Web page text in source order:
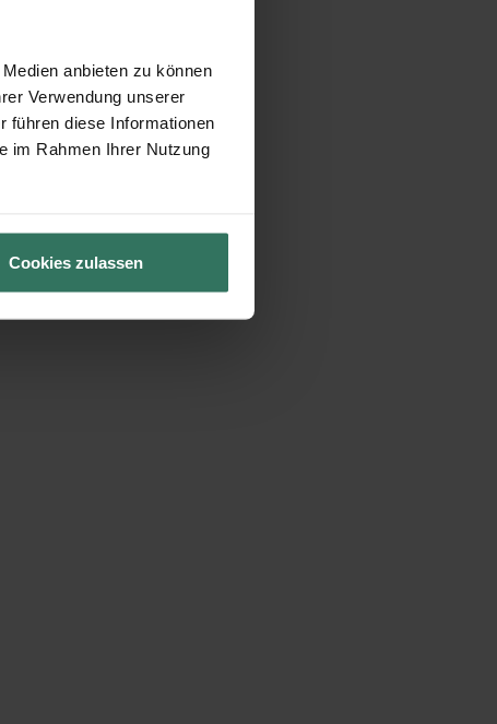
anbieten zu können
Verwendung unserer
führen diese Informationen
im Rahmen Ihrer Nutzung
Cookies zulassen